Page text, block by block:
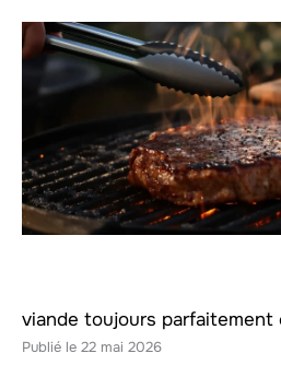
viande toujours parfaitement
22 mai 2026